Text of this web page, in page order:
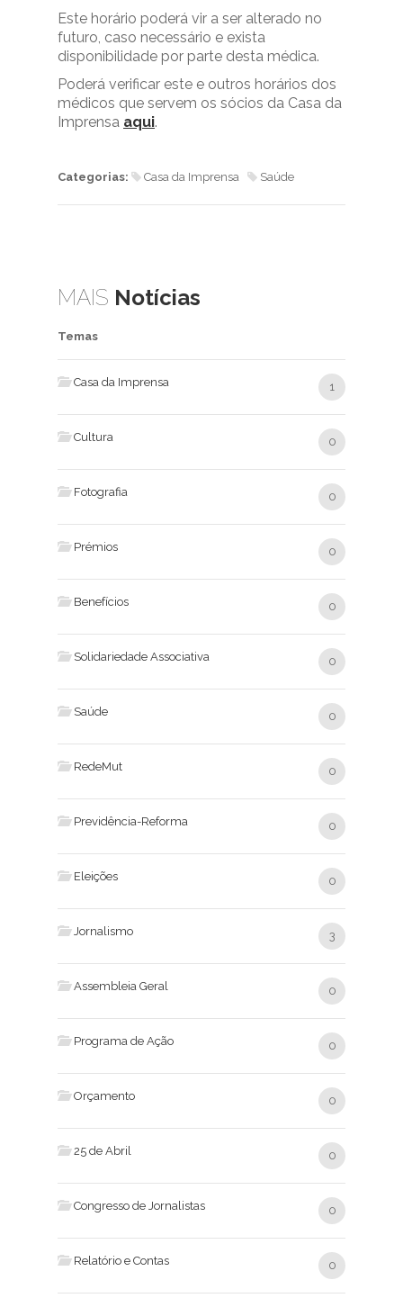
Este horário poderá vir a ser alterado no
futuro, caso necessário e exista
disponibilidade por parte desta médica.
Poderá verificar este e outros horários dos
médicos que servem os sócios da Casa da
Imprensa aqui.
Categorias: Casa da Imprensa Saúde
MAIS Notícias
Temas
Casa da Imprensa 1
Cultura 0
Fotografia 0
Prémios 0
Benefícios 0
Solidariedade Associativa 0
Saúde 0
RedeMut 0
Previdência-Reforma 0
Eleições 0
Jornalismo 3
Assembleia Geral 0
Programa de Ação 0
Orçamento 0
25 de Abril 0
Congresso de Jornalistas 0
Relatório e Contas 0